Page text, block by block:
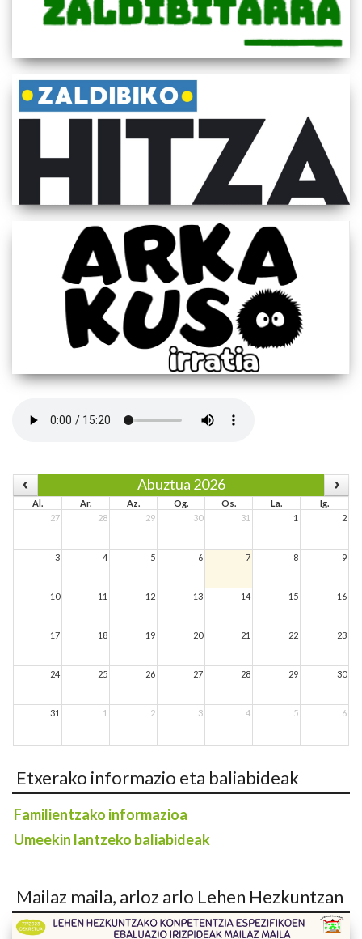
Abuztua 2026
Al. Ar. Az. Og. Os. La.
Ig.
27
28 29 30 31 1 2
3 4 5 6 7 8 9
10 11 12 13 14 15 16
17 18 19 20 21 22 23
24 25 26 27 28 29 30
31 1 2 3 4 5 6
Etxerako informazio eta baliabideak
Familientzako informazioa
Umeekin lantzeko baliabideak
Mailaz maila, arloz arlo Lehen Hezkuntzan